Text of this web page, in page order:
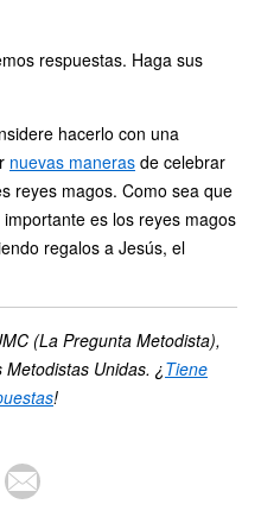
respuestas. Haga sus
hacerlo con una
nuevas maneras de celebrar
reyes magos. Como sea que
es los reyes magos
regalos a Jesús, el
(La Pregunta Metodista),
Unidas. ¿Tiene
!